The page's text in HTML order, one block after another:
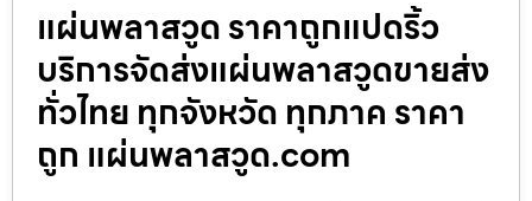
แผ่นพลาสวูด ราคาถูกแปดริ้ว
บริการจัดส่งแผ่นพลาสวูดขายส่ง
ทั่วไทย ทุกจังหวัด ทุกภาค ราคา
ถูก แผ่นพลาสวูด.com